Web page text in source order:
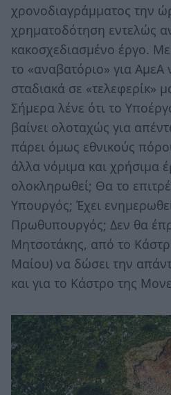
χρονοδιαγράμματος την
χρηματοδότηση εντελώς
κακοσχεδιασμένο έργο.
το «αναβατόριο» για ΑμεΑ
σταδιακά σε «τελεφερίκ»
Σήμερα λένε ότι το
βαίνει ολοταχώς για
πάρει όμως εθνικούς
άλλα νόμιμα και χρήσιμα
ολοκληρωθεί; Θα το
Υπουργός; Έχει
Πρωθυπουργός; Δεν θα
Μητσοτάκης, από το
Μαίου) να δώσει την
και για το Κάστρο της